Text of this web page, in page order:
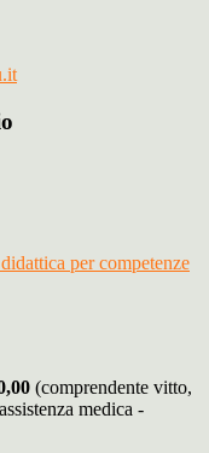
per competenze
(comprendente vitto,
medica -